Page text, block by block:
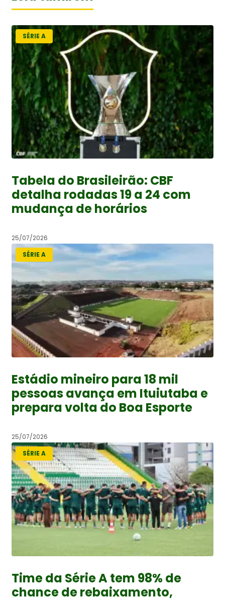
SÉRIE A
Tabela do Brasileirão: CBF
detalha rodadas 19 a 24 com
mudança de horários
25/07/2026
SÉRIE A
Estádio mineiro para 18 mil
pessoas avança em Ituiutaba e
prepara volta do Boa Esporte
25/07/2026
SÉRIE A
Time da Série A tem 98% de
chance de rebaixamento,